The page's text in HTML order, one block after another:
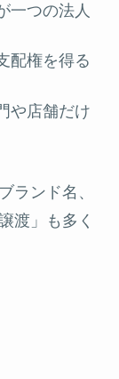
一つの法人
配権を得る
や店舗だけ
ランド名、
渡」も多く